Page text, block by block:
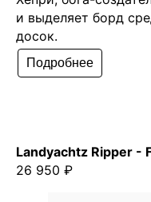
и выделяет борд
досок.
Подробнее
Landyachtz Ripper -
26 950 ₽